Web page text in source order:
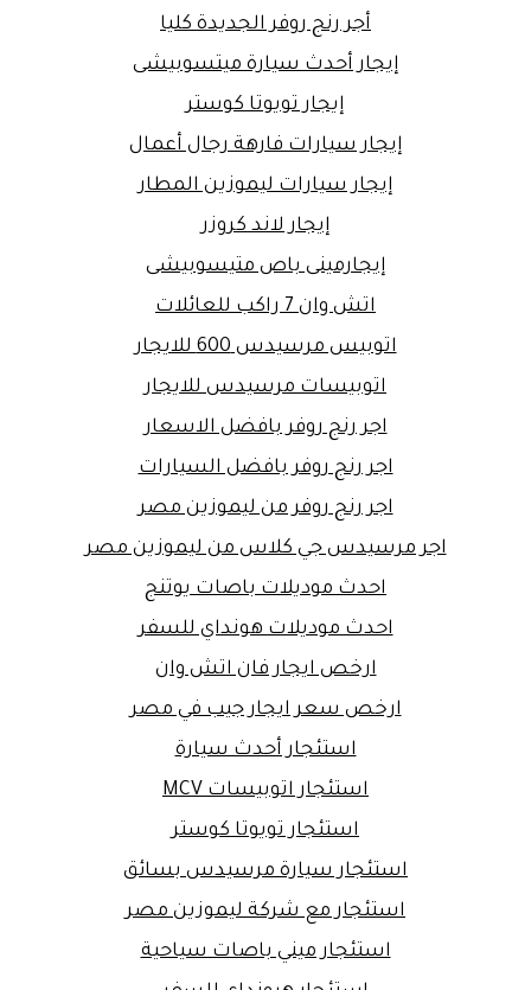
أجر رنج روفر الجديدة كليا
إيجار أحدث سيارة ميتسوبيشى
إيجار تويوتا كوستر
إيجار سيارات فارهة رجال أعمال
إيجار سيارات ليموزين المطار
إيجار لاند كروزر
إيجارمينى باص متيسوبيشى
اتش وان 7 راكب للعائلات
اتوبيس مرسيدس 600 للايجار
اتوبيسات مرسيدس للايجار
اجر رنج روفر بافضل الاسعار
اجر رنج روفر بافضل السيارات
اجر رنج روفر من ليموزين مصر
اجر مرسيدس جي كلاس من ليموزين مصر
احدث موديلات باصات يوتنج
احدث موديلات هونداي للسفر
ارخص ايجار فان اتش وان
ارخص سعر ايجار جيب في مصر
استئجار أحدث سيارة
استئجار اتوبيسات MCV
استئجار تويوتا كوستر
استئجار سيارة مرسيدس بسائق
استئجار مع شركة ليموزين مصر
استئجار ميني باصات سياحية